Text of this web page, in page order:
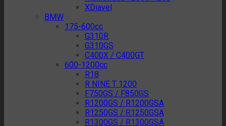
XDiavel
BMW
175-600cc
G310R
G310GS
C400X / C400GT
600-1200cc
R18
R NINE T 1200
F750GS / F850GS
R1200GS / R1200GSA
R1250GS / R1250GSA
R1300GS / R1300GSA